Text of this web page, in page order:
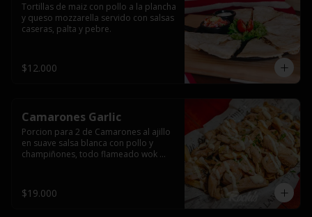
Tortillas de maiz con pollo a la plancha
y queso mozzarella servido con salsas
caseras, palta y pebre.
$12.000
Camarones Garlic
Porcion para 2 de Camarones al ajillo
en suave salsa blanca con pollo y
champiñones, todo flameado wok
$19.000